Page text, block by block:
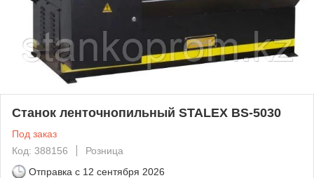
Станок ленточнопильный STALEX BS-5030
Под заказ
Код: 388156
Розница
Отправка с 12 сентября 2026